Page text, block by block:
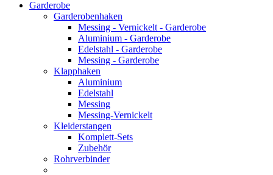
Garderobe
Garderobenhaken
Messing - Vernickelt - Garderobe
Aluminium - Garderobe
Edelstahl - Garderobe
Messing - Garderobe
Klapphaken
Aluminium
Edelstahl
Messing
Messing-Vernickelt
Kleiderstangen
Komplett-Sets
Zubehör
Rohrverbinder